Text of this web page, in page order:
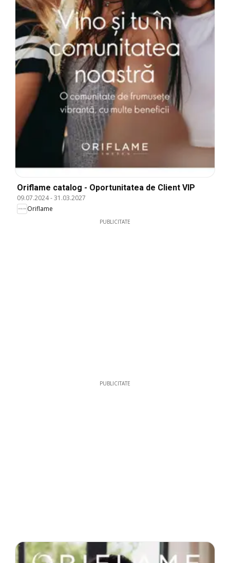
Oriflame catalog - Oportunitatea de Client VIP
09.07.2024-31.03.2027
Oriflame
PUBLICITATE
PUBLICITATE